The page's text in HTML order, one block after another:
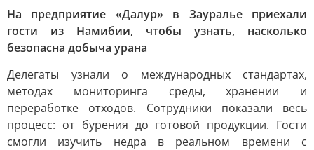
На предприятие «Далур» в Зауралье приехали
гости из Намибии, чтобы узнать, насколько
безопасна добыча урана
Делегаты узнали о международных стандартах,
методах мониторинга среды, хранении и
переработке отходов. Сотрудники показали весь
процесс: от бурения до готовой продукции. Гости
смогли изучить недра в реальном времени с